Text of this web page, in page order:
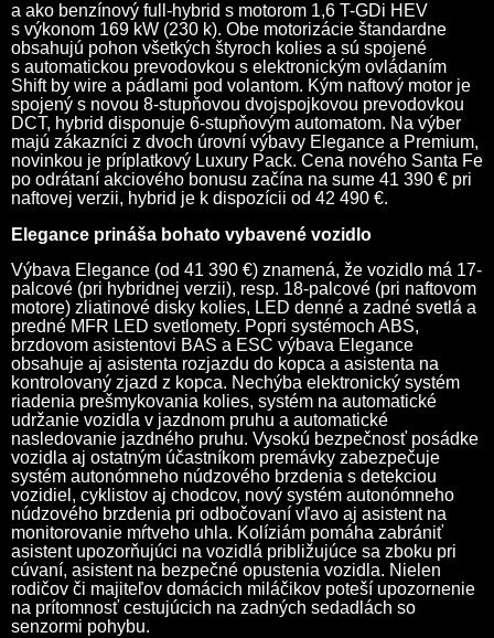
a ako benzínový full-hybrid s motorom 1,6 T-GDi HEV
s výkonom 169 kW (230 k). Obe motorizácie štandardne
obsahujú pohon všetkých štyroch kolies a sú spojené
s automatickou prevodovkou s elektronickým ovládaním
Shift by wire a pádlami pod volantom. Kým naftový motor je
spojený s novou 8-stupňovou dvojspojkovou prevodovkou
DCT, hybrid disponuje 6-stupňovým automatom. Na výber
majú zákazníci z dvoch úrovní výbavy Elegance a Premium,
novinkou je príplatkový Luxury Pack. Cena nového Santa Fe
po odrátaní akciového bonusu začína na sume 41 390 € pri
naftovej verzii, hybrid je k dispozícii od 42 490 €.
Elegance prináša bohato vybavené vozidlo
Výbava Elegance (od 41 390 €) znamená, že vozidlo má 17-
palcové (pri hybridnej verzii), resp. 18-palcové (pri naftovom
motore) zliatinové disky kolies, LED denné a zadné svetlá a
predné MFR LED svetlomety. Popri systémoch ABS,
brzdovom asistentovi BAS a ESC výbava Elegance
obsahuje aj asistenta rozjazdu do kopca a asistenta na
kontrolovaný zjazd z kopca. Nechýba elektronický systém
riadenia prešmykovania kolies, systém na automatické
udržanie vozidla v jazdnom pruhu a automatické
nasledovanie jazdného pruhu. Vysokú bezpečnosť posádke
vozidla aj ostatným účastníkom premávky zabezpečuje
systém autonómneho núdzového brzdenia s detekciou
vozidiel, cyklistov aj chodcov, nový systém autonómneho
núdzového brzdenia pri odbočovaní vľavo aj asistent na
monitorovanie mŕtveho uhla. Kolíziám pomáha zabrániť
asistent upozorňujúci na vozidlá približujúce sa zboku pri
cúvaní, asistent na bezpečné opustenia vozidla. Nielen
rodičov či majiteľov domácich miláčikov poteší upozornenie
na prítomnosť cestujúcich na zadných sedadlách so
senzormi pohybu.